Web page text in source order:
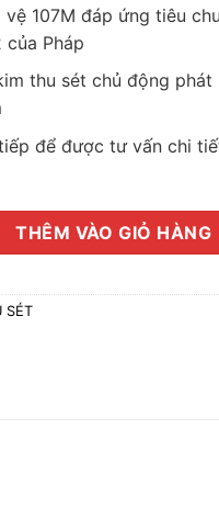
vệ 107M đáp ứng tiêu
của Pháp
thu sét chủ động phát
để được tư vấn chi
Ese 30 RP 107M – Giải
THÊM VÀO GIỎ HÀNG
SÉT